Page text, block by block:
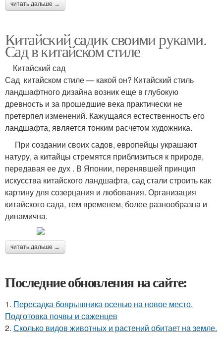
читать дальше →
Китайский садик своими руками.
Сад в китайском стиле
Китайский сад
Сад китайском стиле — какой он? Китайский стиль
ландшафтного дизайна возник еще в глубокую
древность и за прошедшие века практически не
претерпел изменений. Кажущаяся естественность его
ландшафта, является тонким расчетом художника.
При создании своих садов, европейцы украшают
натуру, а китайцы стремятся приблизиться к природе,
передавая ее дух . В Японии, перенявшей принцип
искусства китайского ландшафта, сад стали строить как
картину для созерцания и любования. Организация
китайского сада, тем временем, более разнообразна и
динамична.
читать дальше →
Последние обновления на сайте:
1. Пересадка боярышника осенью на новое место.
Подготовка почвы и саженцев
2. Сколько видов животных и растений обитает на земле.